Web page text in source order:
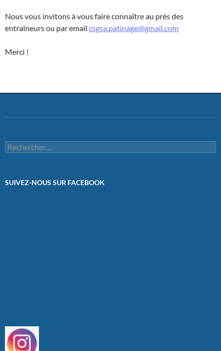
Nous vous invitons à vous faire connaître au près des
entraîneurs ou par email csgsa.patinage@gmail.com
Merci !
Rechercher :
SUIVEZ-NOUS SUR FACEBOOK